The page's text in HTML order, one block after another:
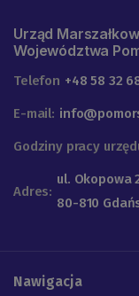
Urząd
Województwa
Telefon +48 58 32
E-mail:
Godziny pracy
Adres:
ul. Okopowa
80-810
Nawigacja